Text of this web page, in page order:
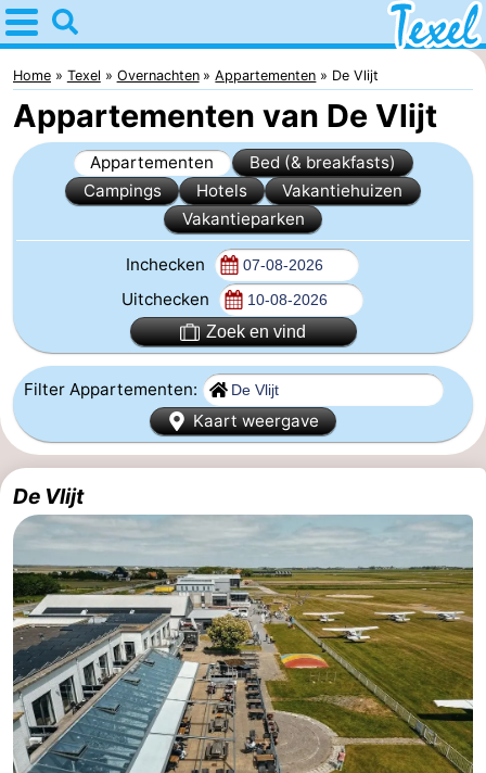
Home
Texel
Tips
Voor
Den
Burg
-
Den
Hoorn
De
Cocksdorp
-
De
Koog
-
Oudeschild
De
Waal
-
Oosterend
Natuur
Mooiste
uitkijkpunten
Overnachten
Appartementen
Home Texel Overnachten Appartementen De Vlijt
Appartementen van De Vlijt
Appartementen
Bed (& breakfasts)
Campings
Hotels
Vakantiehuizen
Vakantieparken
Inchecken
Uitchecken
Zoek en vind
Filter Appartementen:
Kaart weergave
De Vlijt